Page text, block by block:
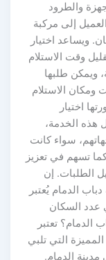
والطرود
إلى مركبة
ويساعد اختيار
وقت الاستلام
طلبها
الاستلام
اختيار
الخدمة،
سواء كانت
تسهم في تعزيز
الطلبات. إن
الدمام يُعتبر
السكان
تعتبر
التي تلبي
الدمام.